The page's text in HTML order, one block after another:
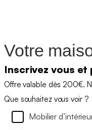
Votre
Inscrivez vous
Offre valable dès 200€.
Que souhaitez vous voir ?
Mobilier